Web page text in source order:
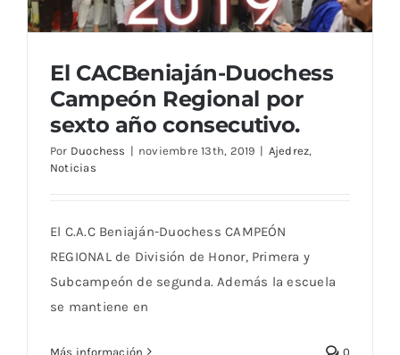
Blog
El CACBeniaján-Duochess Campeón
Regional por sexto año consecutivo.
El CACBeniaján-Duochess
Campeón Regional por
sexto año consecutivo.
Por Duochess | noviembre 13th, 2019 | Ajedrez,
Noticias
El C.A.C Beniaján-Duochess CAMPEÓN
REGIONAL de División de Honor, Primera y
Subcampeón de segunda. Además la escuela
se mantiene en
Más información 0